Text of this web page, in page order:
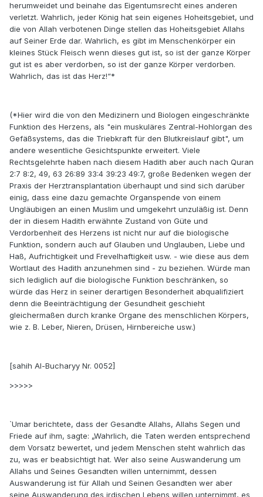
herumweidet und beinahe das Eigentumsrecht eines anderen
verletzt. Wahrlich, jeder König hat sein eigenes Hoheitsgebiet, und
die von Allah verbotenen Dinge stellen das Hoheitsgebiet Allahs
auf Seiner Erde dar. Wahrlich, es gibt im Menschenkörper ein
kleines Stück Fleisch wenn dieses gut ist, so ist der ganze Körper
gut ist es aber verdorben, so ist der ganze Körper verdorben.
Wahrlich, das ist das Herz!“*
(*Hier wird die von den Medizinern und Biologen eingeschränkte
Funktion des Herzens, als "ein muskuläres Zentral-Hohlorgan des
Gefäßsystems, das die Triebkraft für den Blutkreislauf gibt", um
andere wesentliche Gesichtspunkte erweitert. Viele
Rechtsgelehrte haben nach diesem Hadith aber auch nach Quran
2:7 8:2, 49, 63 26:89 33:4 39:23 49:7, große Bedenken wegen der
Praxis der Herztransplantation überhaupt und sind sich darüber
einig, dass eine dazu gemachte Organspende von einem
Ungläubigen an einen Muslim und umgekehrt unzuläßig ist. Denn
der in diesem Hadith erwähnte Zustand von Güte und
Verdorbenheit des Herzens ist nicht nur auf die biologische
Funktion, sondern auch auf Glauben und Unglauben, Liebe und
Haß, Aufrichtigkeit und Frevelhaftigkeit usw. - wie diese aus dem
Wortlaut des Hadith anzunehmen sind - zu beziehen. Würde man
sich lediglich auf die biologische Funktion beschränken, so
würde das Herz in seiner derartigen Besonderheit abqualifiziert
denn die Beeinträchtigung der Gesundheit geschieht
gleichermaßen durch kranke Organe des menschlichen Körpers,
wie z. B. Leber, Nieren, Drüsen, Hirnbereiche usw.)
[sahih Al-Bucharyy Nr. 0052]
>>>>>
`Umar berichtete, dass der Gesandte Allahs, Allahs Segen und
Friede auf ihm, sagte: „Wahrlich, die Taten werden entsprechend
dem Vorsatz bewertet, und jedem Menschen steht wahrlich das
zu, was er beabsichtigt hat. Wer also seine Auswanderung um
Allahs und Seines Gesandten willen unternimmt, dessen
Auswanderung ist für Allah und Seinen Gesandten wer aber
seine Auswanderung des irdischen Lebens willen unternimmt, es